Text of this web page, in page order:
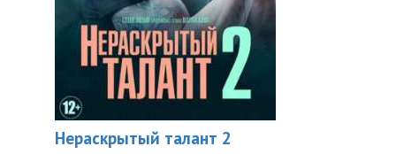
Нераскрытый талант 2